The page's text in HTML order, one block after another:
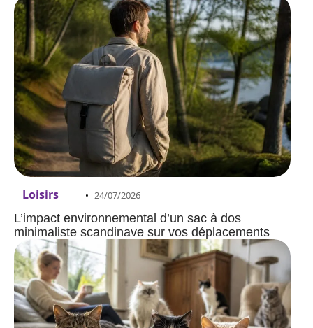
Loisirs 24/07/2026
L’impact environnemental d’un sac à dos
minimaliste scandinave sur vos déplacements